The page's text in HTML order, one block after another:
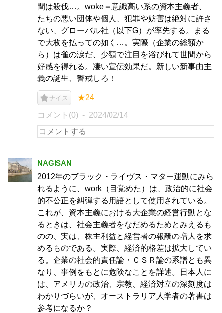
間は殺伐…。woke＝意識高い系の資本主義者、
たちの悪い団体や個人、犯罪や妨害は絶対に許さ
ない、グローバル社（以下G）が率先する。まる
で大枚を払っての如く…。実際（企業の総額か
ら）は雀の涙だ、少額で注目を浴びれて世間から
好感を得れる。凄い宣伝効果だ。新しい新事由主
義の誕生、警戒しろ！
ナイス ★24
コメント(0) 2024/02/14
NAGISAN
2012年のブラック・ライヴス・マター運動にみら
れるように、work（目覚めた）は、政治的に社会
的不公正を糾弾する用語として使用されている。
これが、資本主義における大企業の経営行動とな
るときは、社会主義者をなだめるためとみえるも
のの、実は、株主利益と経営者の報酬の増大を求
めるものである。実際、経済的格差は拡大してい
る。企業の社会的責任論・ＣＳＲ論の系譜とも異
なり、事例をもとに危険なことを詳述。日本人に
は、アメリカの政治、宗教、経済対立の深刻度は
わかりづらいが、オーストラリア人学者の著書は
参考になるか？